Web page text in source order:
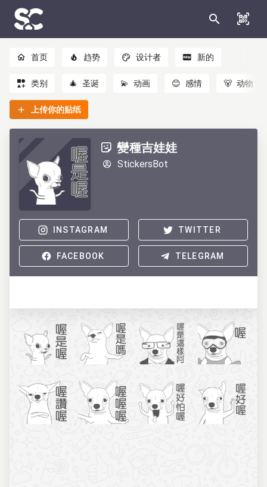
首页 趋势 设计者 新的
类别 🎄 圣诞 💫 动画 😊 感情 🐻 动物
上传你的贴纸
變種吉娃娃
StickersBot
INSTAGRAM TWITTER
FACEBOOK TELEGRAM